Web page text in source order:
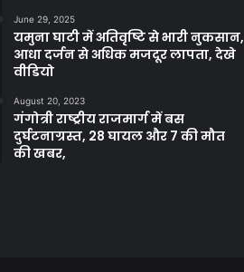
June 29, 2025
यमुना घाटी में अतिवृष्टि से भारी नुकसान,
आधा दर्जन से अधिक मजदूर लापता, देखे
वीडियो
August 20, 2023
गंगोत्री राष्ट्रीय राजमार्ग में बस
दुर्घटनाग्रस्त, 28 घायल और 7 की मौत
की खबर,